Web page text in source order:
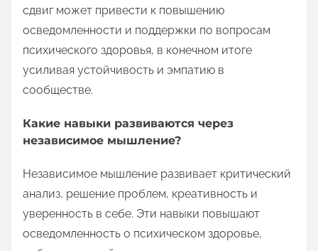
сдвиг может привести к повышению
осведомленности и поддержки по вопросам
психического здоровья, в конечном итоге
усиливая устойчивость и эмпатию в
сообществе.
Какие навыки развиваются через
независимое мышление?
Независимое мышление развивает критический
анализ, решение проблем, креативность и
уверенность в себе. Эти навыки повышают
осведомленность о психическом здоровье,